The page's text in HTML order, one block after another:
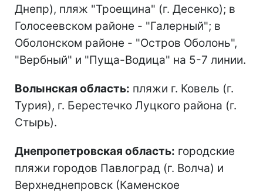
Днепр), пляж "Троещина" (г. Десенко); в
Голосеевском районе - "Галерный"; в
Оболонском районе - "Остров Оболонь",
"Вербный" и "Пуща-Водица" на 5-7 линии.
Волынская область: пляжи г. Ковель (г.
Турия), г. Берестечко Луцкого района (г.
Стырь).
Днепропетровская область: городские
пляжи городов Павлоград (г. Волча) и
Верхнеднепровск (Каменское